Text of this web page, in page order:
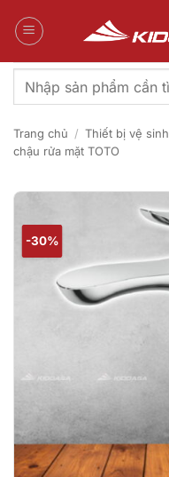
qua
Tìm
kiếm:
Trang chủ / Thiết bị vệ sinh
chậu rửa mặt TOTO
-30%